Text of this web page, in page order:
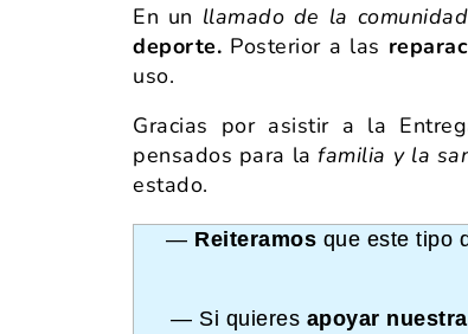
En un llamado de la comunidad
deporte. Posterior a las
uso.
Gracias por asistir a la
pensados para lafamilia y la
estado.
— Reiteramos que este tipo
— Si quieres apoyar